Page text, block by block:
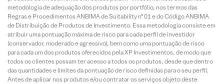
metodologia de adequação dos produtos por portfólio, nos termos das
Regras e Procedimentos ANBIMA de Suitability nº 01 e do Código ANBIMA
de Distribuição de Produtos de Investimento. Essa metodologia consiste em
atribuir uma pontuação máxima de risco para cada perfil de investidor
(conservador, moderado e agressivo), bem como uma pontuação de risco
para cada um dos produtos oferecidos pela XP Investimentos, de modo que
todos os clientes possam ter acesso a todos os produtos, desde que dentro
das quantidades e limites da pontuação de risco definidas para o seu perfil.
Antes de aplicar nos produtos e/ou contratar os serviços objeto deste